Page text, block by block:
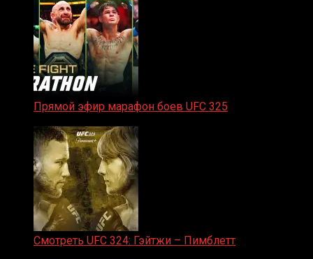
Прямой эфир марафон боев UFC 325
Смотреть UFC 324: Гэйтжи – Пимблетт